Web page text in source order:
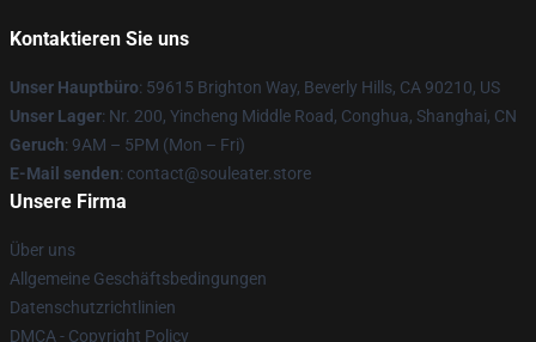
Kontaktieren Sie uns
Unser Hauptbüro: 59615 Brighton Way, Beverly Hills, CA 90210, US
Unser Lager: Nr. 200, Yincheng Middle Road, Conghua, Shanghai, CN
Geruch: 9AM – 5PM (Mon – Fri)
E-Mail senden: contact@souleater.store
Unsere Firma
Über uns
Allgemeine Geschäftsbedingungen
Datenschutzrichtlinien
DMCA - Copyright Policy